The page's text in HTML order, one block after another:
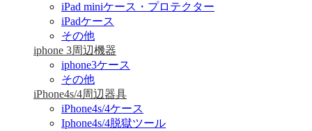
iPad miniケース・プロテクター
iPadケース
その他
iphone 3周辺機器
iphone3ケース
その他
iPhone4s/4周辺器具
iPhone4s/4ケース
Iphone4s/4脱獄ツール